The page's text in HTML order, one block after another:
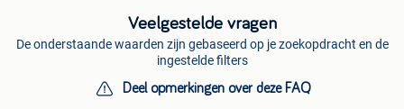
Veelgestelde vragen
De onderstaande waarden zijn gebaseerd op je zoekopdracht en de
ingestelde filters
Deel opmerkingen over deze FAQ